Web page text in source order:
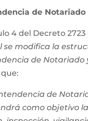
de Notariado
4 del Decreto 2723
se modifica la
de Notariado
de
como objetivo la